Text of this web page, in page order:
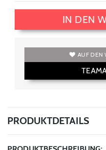
IN DEN
AUF DEN
PRODUKTDETAILS